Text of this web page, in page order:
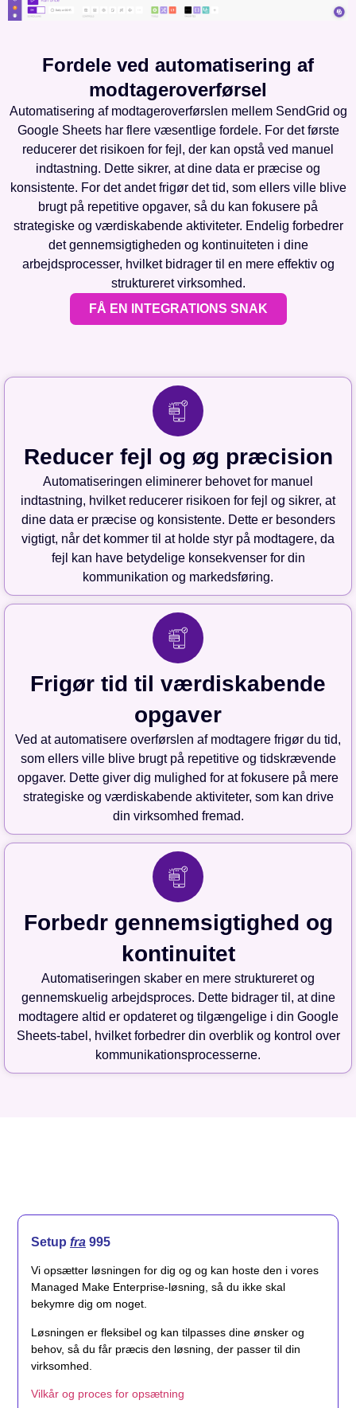
Fordele ved automatisering af
modtageroverførsel
Automatisering af modtageroverførslen mellem SendGrid og
Google Sheets har flere væsentlige fordele. For det første
reducerer det risikoen for fejl, der kan opstå ved manuel
indtastning. Dette sikrer, at dine data er præcise og
konsistente. For det andet frigør det tid, som ellers ville blive
brugt på repetitive opgaver, så du kan fokusere på
strategiske og værdiskabende aktiviteter. Endelig forbedrer
det gennemsigtigheden og kontinuiteten i dine
arbejdsprocesser, hvilket bidrager til en mere effektiv og
struktureret virksomhed.
FÅ EN INTEGRATIONS SNAK
Reducer fejl og øg præcision
Automatiseringen eliminerer behovet for manuel
indtastning, hvilket reducerer risikoen for fejl og sikrer, at
dine data er præcise og konsistente. Dette er besonders
vigtigt, når det kommer til at holde styr på modtagere, da
fejl kan have betydelige konsekvenser for din
kommunikation og markedsføring.
Frigør tid til værdiskabende
opgaver
Ved at automatisere overførslen af modtagere frigør du tid,
som ellers ville blive brugt på repetitive og tidskrævende
opgaver. Dette giver dig mulighed for at fokusere på mere
strategiske og værdiskabende aktiviteter, som kan drive
din virksomhed fremad.
Forbedr gennemsigtighed og
kontinuitet
Automatiseringen skaber en mere struktureret og
gennemskuelig arbejdsproces. Dette bidrager til, at dine
modtagere altid er opdateret og tilgængelige i din Google
Sheets-tabel, hvilket forbedrer din overblik og kontrol over
kommunikationsprocesserne.
Setup fra 995
Vi opsætter løsningen for dig og og kan hoste den i vores
Managed Make Enterprise-løsning, så du ikke skal
bekymre dig om noget.
Løsningen er fleksibel og kan tilpasses dine ønsker og
behov, så du får præcis den løsning, der passer til din
virksomhed.
Vilkår og proces for opsætning